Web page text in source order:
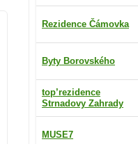
Rezidence Čámovka
Byty Borovského
top’rezidence
Strnadovy Zahrady
MUSE7